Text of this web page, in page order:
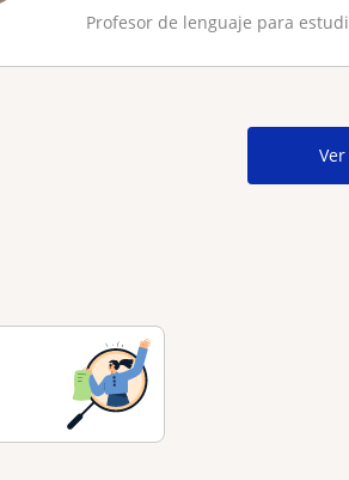
Profesor de lenguaje para